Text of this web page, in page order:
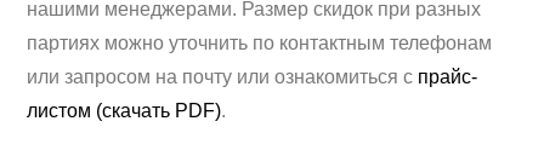
нашими менеджерами. Размер скидок при разных
партиях можно уточнить по контактным телефонам
или запросом на почту или ознакомиться с прайс-
листом (скачать PDF).